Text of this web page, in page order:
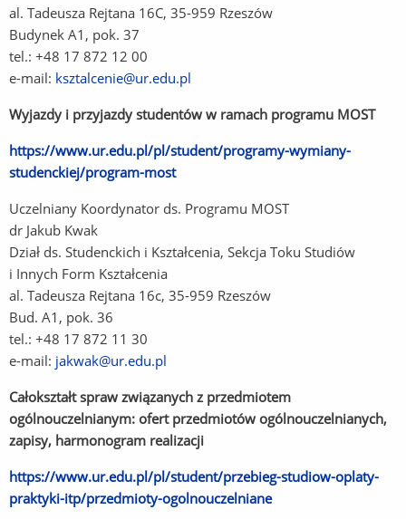
al. Tadeusza Rejtana 16C, 35-959 Rzeszów
Budynek A1, pok. 37
tel.: +48 17 872 12 00
e-mail: ksztalcenie@ur.edu.pl
Wyjazdy i przyjazdy studentów w ramach programu MOST
https://www.ur.edu.pl/pl/student/programy-wymiany-
studenckiej/program-most(Link
innej
Uczelniany Koordynator ds. Programu MOST
dr Jakub Kwak
Dział ds. Studenckich i Kształcenia, Sekcja Toku Studiów
i Innych Form Kształcenia
al. Tadeusza Rejtana 16c, 35-959 Rzeszów
Bud. A1, pok. 36
tel.: +48 17 872 11 30
e-mail: jakwak@ur.edu.pl
Całokształt spraw związanych z przedmiotem
ogólnouczelnianym: ofert przedmiotów ogólnouczelnianych,
zapisy, harmonogram realizacji
https://www.ur.edu.pl/pl/student/przebieg-studiow-oplaty-
praktyki-itp/przedmioty-ogolnouczelniane(Link